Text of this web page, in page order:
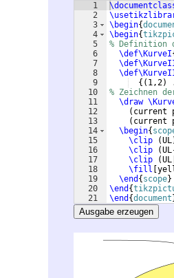
1
2
3
4
5
6
7
8
9
10
11
12
13
14
15
16
17
18
19
20
21
\begin{
\begin{
% Definition
\def\KurveI
{( 1,2)
% Zeichnen
\draw
( current
( current
\begin{
\clip
(UL
\clip
(
\clip
(
\fill
\end { scope}
\end {
\end {document
Ausgabe erzeugen